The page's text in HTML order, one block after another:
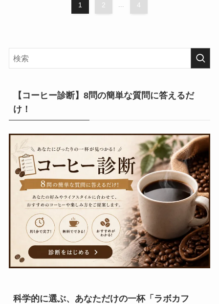
1 2 4
【コーヒー診断】8問の簡単な質問に答えるだ
け！
科学的に選ぶ、あなただけの一杯「ラボカフ